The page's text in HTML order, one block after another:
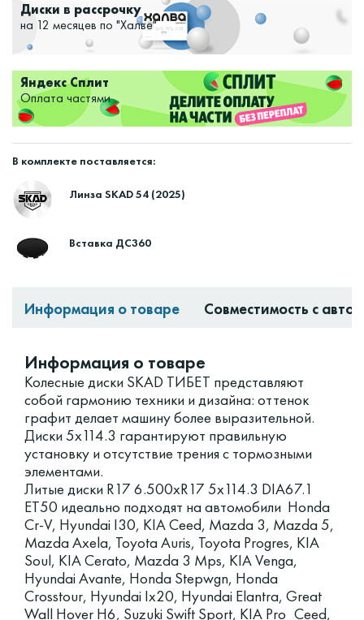
Диски в рассрочку
на 12 месяцев по "Халве"
Яндекс Сплит
Оплата частями
В комплекте поставляется:
Линза SKAD 54 (2025)
Вставка ДС360
Информация о товаре Совместимость с
Информация о товаре
Колесные диски SKAD ТИБЕТ представляют
собой гармонию техники и дизайна: оттенок
графит делает машину более выразительной.
Диски 5x114.3 гарантируют правильную
установку и отсутствие трения с тормозными
элементами.
Литые диски R17 6.500xR17 5x114.3 DIA67.1
ET50 идеально подходят на автомобили Honda
Cr-V, Hyundai I30, KIA Ceed, Mazda 3, Mazda 5,
Mazda Axela, Toyota Auris, Toyota Progres, KIA
Soul, KIA Cerato, Mazda 3 Mps, KIA Venga,
Hyundai Avante, Honda Stepwgn, Honda
Crosstour, Hyundai Ix20, Hyundai Elantra, Great
Wall Hover H6, Suzuki Swift Sport, KIA Pro_Ceed,